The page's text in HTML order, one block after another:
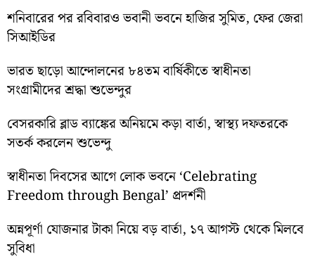
শনিবারের পর রবিবারও ভবানী ভবনে হাজির সুমিত, ফের জেরা
সিআইডির
ভারত ছাড়ো আন্দোলনের ৮৪তম বার্ষিকীতে স্বাধীনতা
সংগ্রামীদের শ্রদ্ধা শুভেন্দুর
বেসরকারি ব্লাড ব্যাঙ্কের অনিয়মে কড়া বার্তা, স্বাস্থ্য দফতরকে
সতর্ক করলেন শুভেন্দু
স্বাধীনতা দিবসের আগে লোক ভবনে ‘Celebrating
Freedom through Bengal’ প্রদর্শনী
অন্নপূর্ণা যোজনার টাকা নিয়ে বড় বার্তা, ১৭ আগস্ট থেকে মিলবে
সুবিধা